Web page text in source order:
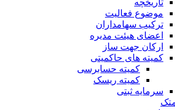
موضوع فعالیت
ترکیب سهامداران
اعضای هیئت مدیره
ارکان جهت ساز
کمیته های حاکمیتی
کمیته حسابرسی
کمیته ریسک
سرمایه ثبتی